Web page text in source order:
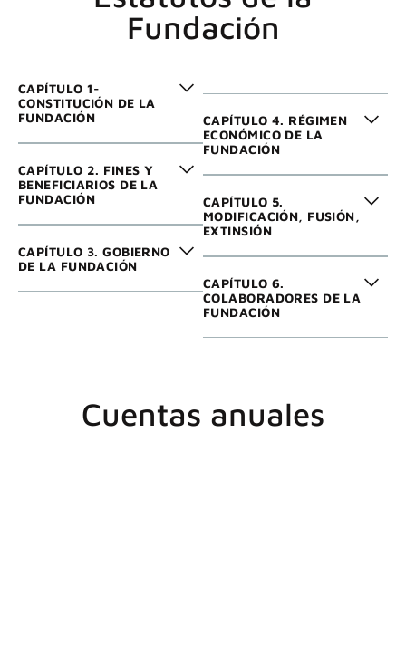
Fundación
CAPÍTULO 1-
CONSTITUCIÓN DE LA
FUNDACIÓN
CAPÍTULO 2. FINES Y
BENEFICIARIOS DE LA
FUNDACIÓN
CAPÍTULO 3. GOBIERNO
DE LA FUNDACIÓN
CAPÍTULO 4. RÉGIMEN
ECONÓMICO DE LA
FUNDACIÓN
CAPÍTULO 5.
MODIFICACIÓN, FUSIÓN,
EXTINSIÓN
CAPÍTULO 6.
COLABORADORES DE LA
FUNDACIÓN
Cuentas anuales